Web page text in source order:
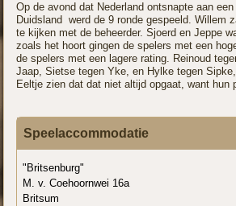
Op de avond dat Nederland ontsnapte aan
Duidsland werd de 9 ronde gespeeld. Willem
te kijken met de beheerder. Sjoerd en Jeppe
zoals het hoort gingen de spelers met een
de spelers met een lagere rating. Reinoud
Jaap, Sietse tegen Yke, en Hylke tegen
Eeltje zien dat dat niet altijd opgaat, want hun
Speelaccommodatie
"Britsenburg"
M. v. Coehoornwei 16a
Britsum